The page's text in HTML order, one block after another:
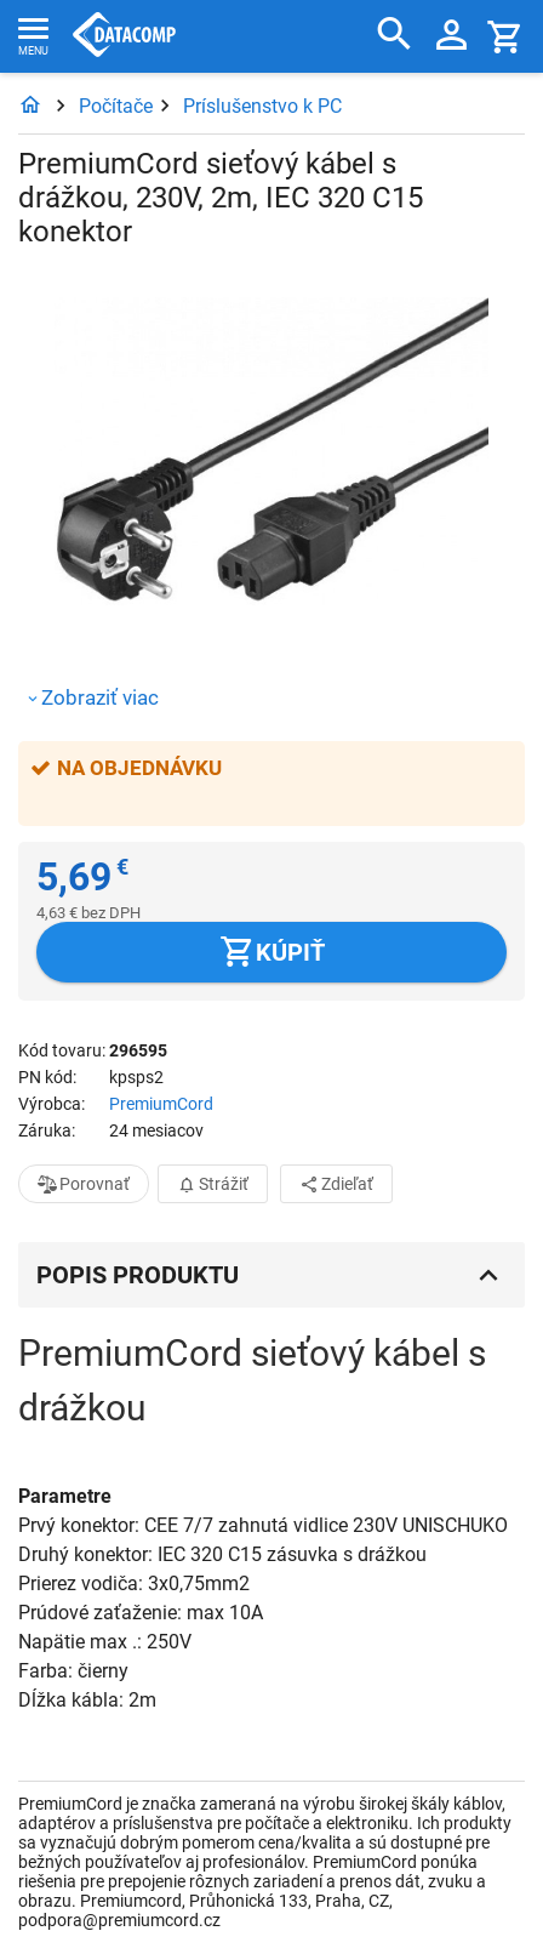
Počítače Príslušenstvo k PC
PremiumCord sieťový kábel s
drážkou, 230V, 2m, IEC 320 C15
konektor
Zobraziť viac
NA OBJEDNÁVKU
5,69 €
4,63 € bez DPH
KÚPIŤ
Kód tovaru 296595
PN kód
kpsps2
Výrobca
PremiumCord
Záruka
24 mesiacov
Porovnať Strážiť Zdieľať
POPIS PRODUKTU
PremiumCord sieťový kábel s
drážkou
Parametre
Prvý konektor: CEE 7/7 zahnutá vidlice 230V UNISCHUKO
Druhý konektor: IEC 320 C15 zásuvka s drážkou
Prierez vodiča: 3x0,75mm2
Prúdové zaťaženie: max 10A
Napätie max .: 250V
Farba: čierny
PremiumCord je značka zameraná na výrobu širokej škály káblov,
adaptérov a príslušenstva pre počítače a elektroniku. Ich produkty
sa vyznačujú dobrým pomerom cena/kvalita a sú dostupné pre
bežných používateľov aj profesionálov. PremiumCord ponúka
riešenia pre prepojenie rôznych zariadení a prenos dát, zvuku a
obrazu. Premiumcord, Průhonická 133, Praha, CZ,
podpora@premiumcord.cz